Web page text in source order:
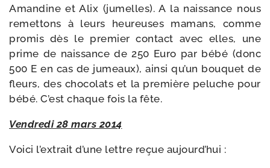
Amandine et Alix (jumelles). A la nais­sance nous
remet­tons à leurs heu­reuses mamans, comme
pro­mis dès le pre­mier contact avec elles, une
prime de nais­sance de 250 Euro par bébé (donc
500 E en cas de jumeaux), ain­si qu’un bou­quet de
fleurs, des cho­co­lats et la pre­mière peluche pour
bébé. C’est chaque fois la fête.
Vendredi 28 mars 2014
Voici l’extrait d’une lettre reçue aujourd’hui :